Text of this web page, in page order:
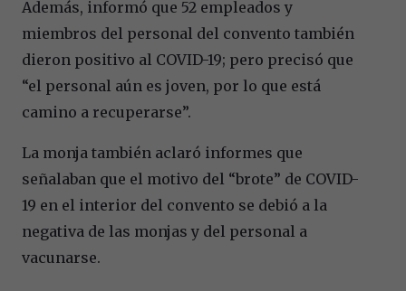
Además, informó que 52 empleados y
miembros del personal del convento también
dieron positivo al COVID-19; pero precisó que
“el personal aún es joven, por lo que está
camino a recuperarse”.
La monja también aclaró informes que
señalaban que el motivo del “brote” de COVID-
19 en el interior del convento se debió a la
negativa de las monjas y del personal a
vacunarse.